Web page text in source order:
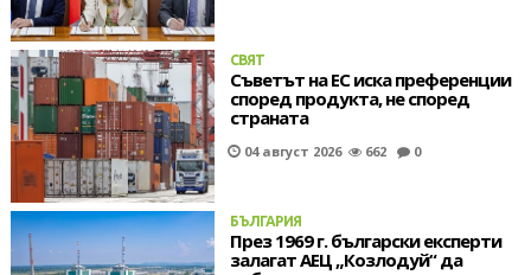
СВЯТ
Съветът на ЕС иска преференции
според продукта, не според
страната
04 август 2026 662 0
БЪЛГАРИЯ
През 1969 г. български експерти
залагат АЕЦ „Козлодуй“ да